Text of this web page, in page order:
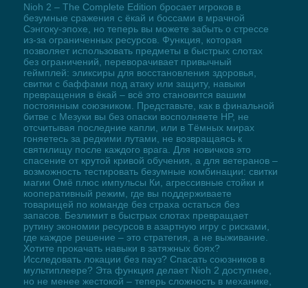
Nioh 2 – The Complete Edition бросает игроков в
безумные сражения с ёкай и боссами в мрачной
Сэнгоку-эпохе, но теперь вы можете забыть о стрессе
из-за ограниченных ресурсов. Функция, которая
позволяет использовать предметы в быстрых слотах
без ограничений, переворачивает привычный
геймплей: эликсиры для восстановления здоровья,
свитки с баффами под атаку или защиту, навыки
превращения в ёкай – всё это становится вашим
постоянным союзником. Представьте, как в финальной
битве с Мезуки вы без опаски восполняете HP, не
отсчитывая последние капли, или в Тёмных мирах
гоняетесь за редкими лутами, не возвращаясь к
святилищу после каждого врага. Для новичков это
спасение от крутой кривой обучения, а для ветеранов –
возможность тестировать безумные комбинации: свитки
магии Омё плюс импульсы Ки, агрессивные стойки и
кооперативный режим, где вы поддерживаете
товарищей по команде без страха остаться без
запасов. Безлимит в быстрых слотах превращает
рутину экономии ресурсов в азартную игру с рисками,
где каждое решение – это стратегия, а не выживание.
Хотите прокачать навыки в затяжных боях?
Исследовать локации без пауз? Спасать союзников в
мультиплеере? Эта функция делает Nioh 2 доступнее,
но не менее жестокой – теперь сложность в механике,